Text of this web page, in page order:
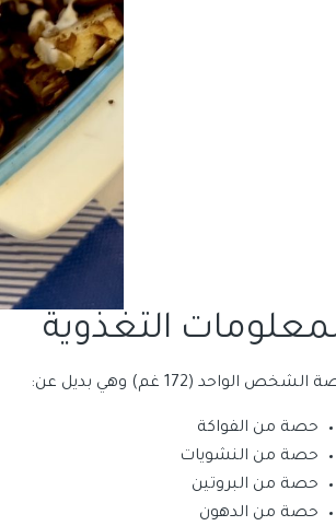
التغذوية
الواحد (172 غم) وهي بديل عن:
حصة من الفواكة
حصة من النشويات
حصة من البروتين
حصة من الدهون